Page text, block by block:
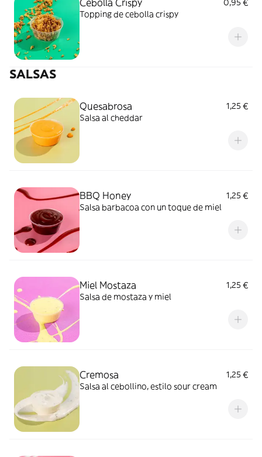
Cebolla Crispy
0,95 €
Topping de cebolla crispy
SALSAS
Quesabrosa
1,25 €
Salsa al cheddar
BBQ Honey
1,25 €
Salsa barbacoa con un toque de miel
Miel Mostaza
1,25 €
Salsa de mostaza y miel
Cremosa
1,25 €
Salsa al cebollino, estilo sour cream